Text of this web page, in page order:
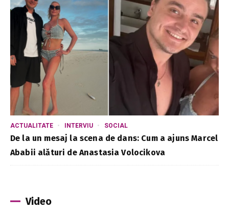
ACTUALITATE INTERVIU SOCIAL
De la un mesaj la scena de dans: Cum a ajuns Marcel
Ababii alături de Anastasia Volocikova
Video